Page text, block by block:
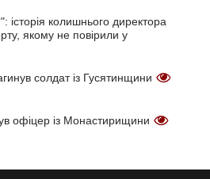
історія колишнього директора
якому не повірили у
солдат із Гусятинщини
офіцер із Монастирищини